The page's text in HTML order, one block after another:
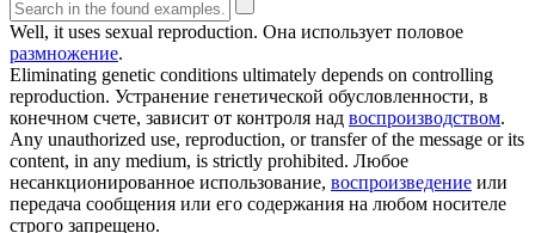
Well, it uses sexual reproduction. Она использует половое
размножение.
Eliminating genetic conditions ultimately depends on controlling
reproduction. Устранение генетической обусловленности, в
конечном счете, зависит от контроля над воспроизводством.
Any unauthorized use, reproduction, or transfer of the message or its
content, in any medium, is strictly prohibited. Любое
несанкционированное использование, воспроизведение или
передача сообщения или его содержания на любом носителе
строго запрещено.